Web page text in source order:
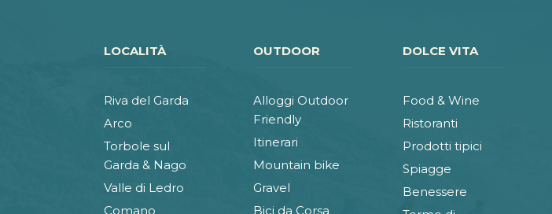
LOCALITÀ
Riva del Garda
Arco
Torbole sul
Garda & Nago
Valle di Ledro
Comano
OUTDOOR
Alloggi Outdoor
Friendly
Itinerari
Mountain bike
Gravel
Bici da Corsa
DOLCE VITA
Food & Wine
Ristoranti
Prodotti tipici
Spiagge
Benessere